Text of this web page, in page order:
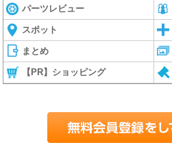
パーツレビュー
スポット
まとめ
【PR】ショッピング